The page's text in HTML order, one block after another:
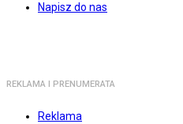
Napisz do nas
REKLAMA I PRENUMERATA
Reklama